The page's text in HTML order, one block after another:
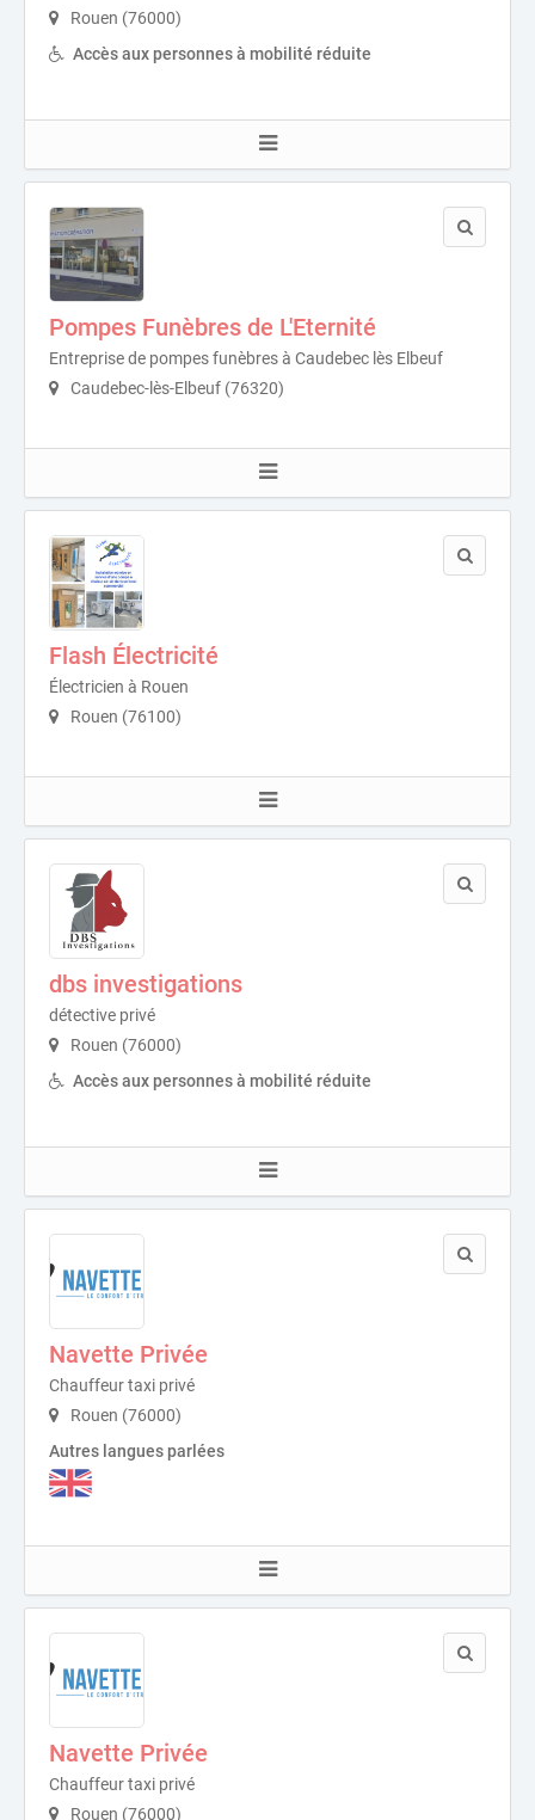
Rouen (76000)
Accès aux personnes à mobilité réduite
Pompes Funèbres de L'Eternité
Entreprise de pompes funèbres à Caudebec lès Elbeuf
Caudebec-lès-Elbeuf (76320)
Flash Électricité
Électricien à Rouen
Rouen (76100)
dbs investigations
détective privé
Rouen (76000)
Accès aux personnes à mobilité réduite
Navette Privée
Chauffeur taxi privé
Rouen (76000)
Autres langues parlées
Navette Privée
Chauffeur taxi privé
Rouen (76000)